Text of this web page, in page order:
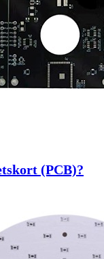
(PCB)?